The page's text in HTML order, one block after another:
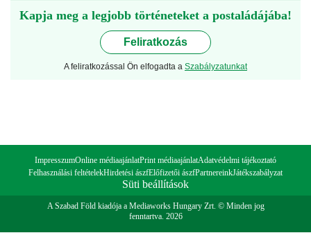
Kapja meg a legjobb történeteket a postaládájába!
Feliratkozás
A feliratkozással Ön elfogadta a Szabályzatunkat
ImpresszumOnline médiaajánlatPrint médiaajánlatAdatvédelmi tájékoztató
Felhasználási feltételekHirdetési ászfElőfizetői ászfPartnereinkJátékszabályzat
Süti beállítások
A Szabad Föld kiadója a Mediaworks Hungary Zrt. © Minden jog
fenntartva. 2026